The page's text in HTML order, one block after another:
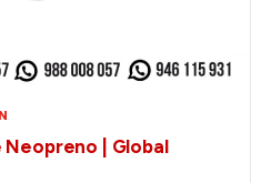
Neopreno | Global